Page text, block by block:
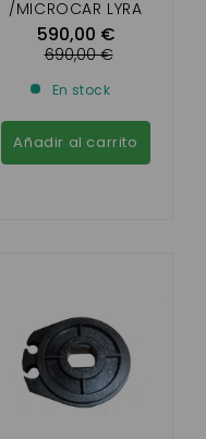
/MICROCAR LYRA
,VIRGO/ CHATENET
STELLA / JDM TITANE 3
LOMBARDINI FOCS )
590,00 €
690,00 €
En stock
Añadir al carrito